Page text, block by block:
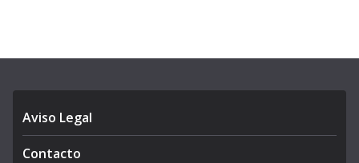
Aviso Legal
Contacto